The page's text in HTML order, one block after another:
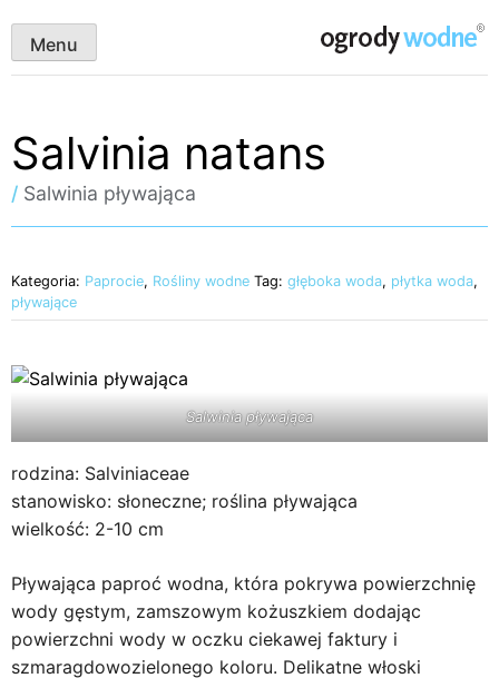
content
ogrody wodne
Menu
Salvinia natans
/ Salwinia pływająca
Kategoria: Paprocie, Rośliny wodne Tag: głęboka woda, płytka woda,
pływające
Salwinia pływająca
rodzina: Salviniaceae
stanowisko: słoneczne; roślina pływająca
wielkość: 2-10 cm
Pływająca paproć wodna, która pokrywa powierzchnię
wody gęstym, zamszowym kożuszkiem dodając
powierzchni wody w oczku ciekawej faktury i
szmaragdowozielonego koloru. Delikatne włoski